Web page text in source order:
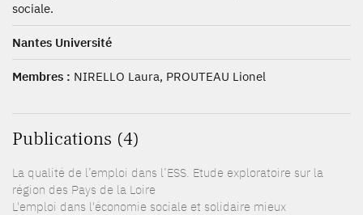
sociale.
Nantes Université
Membres : NIRELLO Laura, PROUTEAU Lionel
Publications (4)
La qualité de l’emploi dans l’ESS. Etude exploratoire sur la
région des Pays de la Loire
L'emploi dans l'économie sociale et solidaire mieux